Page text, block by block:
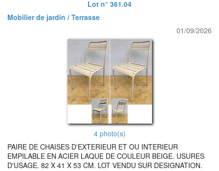
Lot n° 361.04
Mobilier de jardin / Terrasse
01/09/2026
4 photo(s)
PAIRE DE CHAISES D'EXTERIEUR ET OU INTERIEUR
EMPILABLE EN ACIER LAQUE DE COULEUR BEIGE. USURES
D'USAGE. 82 X 41 X 53 CM. LOT VENDU SUR DESIGNATION.